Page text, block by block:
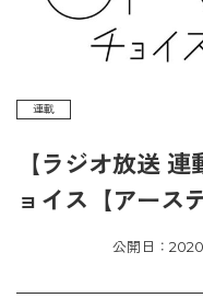
連載
【ラジオ放送
ョイス【アース
公開日：